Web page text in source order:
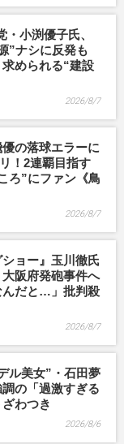
・小渕優子氏、
”ナシに反発も
求められる“建設
2026/8/7
の落球エラーに
！2連覇目指す
ろ”にファン《鳥
2026/8/7
ョー』玉川徹氏
大阪府発砲事件へ
んだと…」批判殺
2026/8/7
ル美女”・石田夢
の「過激すぎる
わつき
2026/8/6